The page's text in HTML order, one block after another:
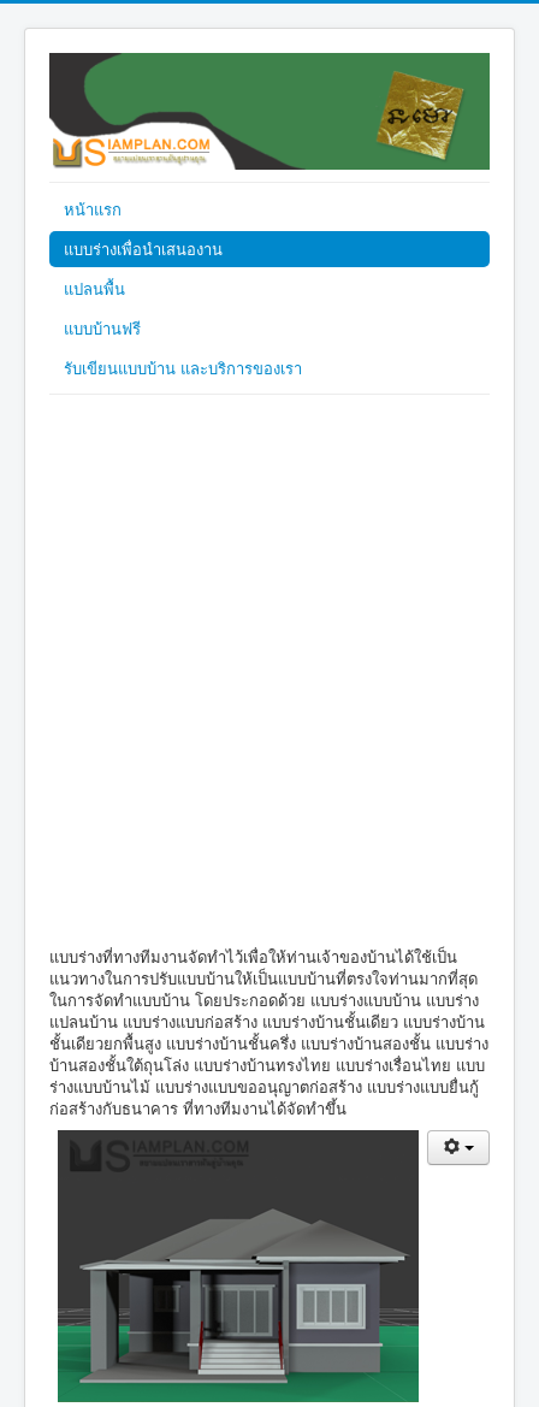
หน้าแรก
แบบร่างเพื่อนำเสนองาน
แปลนพื้น
แบบบ้านฟรี
รับเขียนแบบบ้าน และบริการของเรา
แบบร่างที่ทางทีมงานจัดทำไว้เพื่อให้ท่านเจ้าของบ้านได้ใช้เป็น
แนวทางในการปรับแบบบ้านให้เป็นแบบบ้านที่ตรงใจท่านมากที่สุด
ในการจัดทำแบบบ้าน โดยประกอดด้วย แบบร่างแบบบ้าน แบบร่าง
แปลนบ้าน แบบร่างแบบก่อสร้าง แบบร่างบ้านชั้นเดียว แบบร่างบ้าน
ชั้นเดียวยกพื้นสูง แบบร่างบ้านชั้นครึ่ง แบบร่างบ้านสองชั้น แบบร่าง
บ้านสองชั้นใต้ถุนโล่ง แบบร่างบ้านทรงไทย แบบร่างเรื่อนไทย แบบ
ร่างแบบบ้านไม้ แบบร่างแบบขออนุญาตก่อสร้าง แบบร่างแบบยื่นกู้
ก่อสร้างกับธนาคาร ที่ทางทีมงานได้จัดทำขึ้น